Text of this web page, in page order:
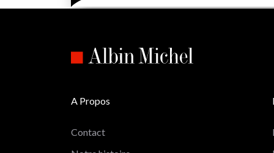
A Propos
Contact